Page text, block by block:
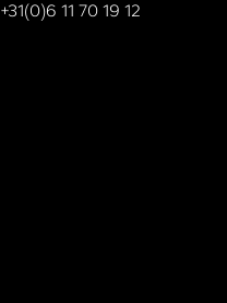
+31(0)6 11 70 19 12